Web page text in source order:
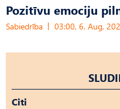
Pozitīvu emociju
Sabiedrība 03:00, 6. Aug,
Citi